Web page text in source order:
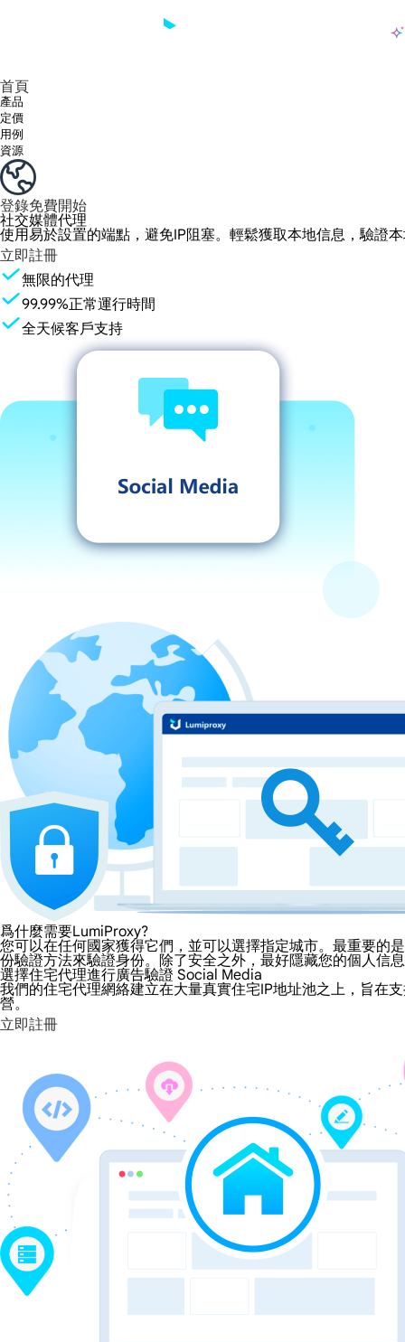
首頁
產品
定價
用例
資源
登錄免費開始
社交媒體代理
使用易於設置的端點，避免IP阻塞。輕鬆獲取本地信息，驗證
立即註冊
無限的代理
99.99%正常運行時間
全天候客戶支持
爲什麼需要LumiProxy?
您可以在任何國家獲得它們，並可以選擇指定城市。最重要的
份驗證方法來驗證身份。除了安全之外，最好隱藏您的個人信
選擇住宅代理進行廣告驗證 Social Media
我們的住宅代理網絡建立在大量真實住宅IP地址池之上，旨在
營。
立即註冊